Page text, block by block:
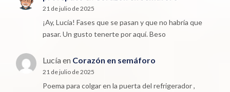
21 de julio de 2025
¡Ay, Lucía! Fases que se pasan y que no habría que
pasar. Un gusto tenerte por aquí. Beso
Lucíaen Corazón en semáforo
21 de julio de 2025
Poema para colgar en la puerta del refrigerador ,